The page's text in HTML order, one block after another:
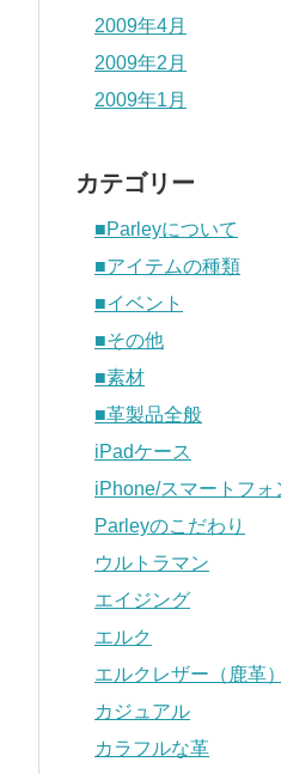
2009年4月
2009年2月
2009年1月
カテゴリー
■Parleyについて
■アイテムの種類
■イベント
■その他
■素材
■革製品全般
iPadケース
iPhone/スマートフォ
Parleyのこだわり
ウルトラマン
エイジング
エルク
エルクレザー（鹿革）
カジュアル
カラフルな革